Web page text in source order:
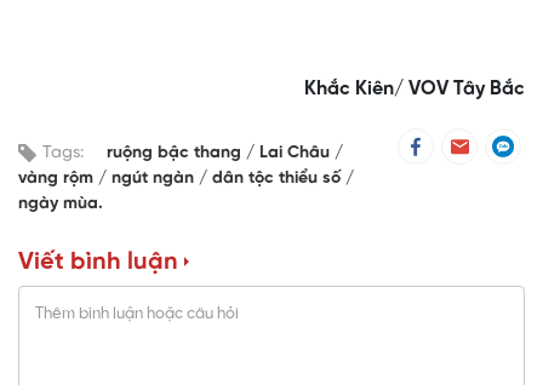
Khắc Kiên/ VOV Tây Bắc
Tags: ruộng bậc thang
Lai Châu
vàng rộm
ngút ngàn
dân tộc thiểu số
ngày mùa.
Viết bình luận